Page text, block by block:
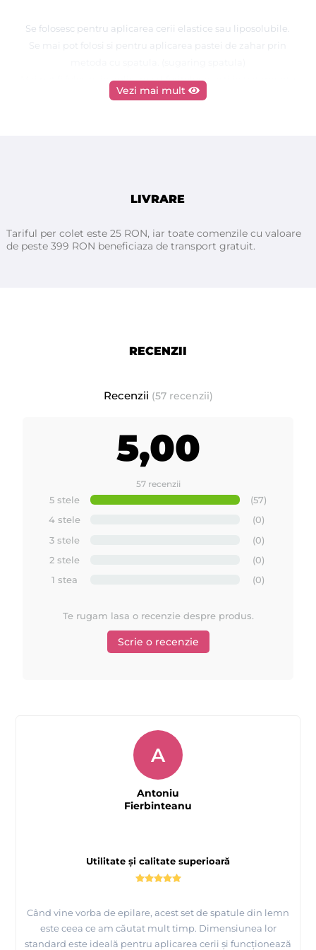
Se folosesc pentru aplicarea cerii elastice sau liposolubile.
Se mai pot folosi si pentru aplicarea pastei de zahar prin
Mai pot fi folosite in aplicarea diferitelor masti in tratamente
cosmetice.
Vezi mai mult
LIVRARE
Tariful per colet este 25 RON, iar toate comenzile cu valoare
de peste 399 RON beneficiaza de transport gratuit.
RECENZII
Recenzii (57 recenzii)
5,00
57 recenzii
5 stele
(57)
4 stele
(0)
3 stele
(0)
2 stele
(0)
1 stea
(0)
Te rugam lasa o recenzie despre produs.
Scrie o recenzie
Utilitate și calitate superioară
Când vine vorba de epilare, acest set de spatule din lemn
este ceea ce am căutat mult timp. Dimensiunea lor
standard este ideală pentru aplicarea cerii și funcționează
A
Antoniu
Fierbinteanu